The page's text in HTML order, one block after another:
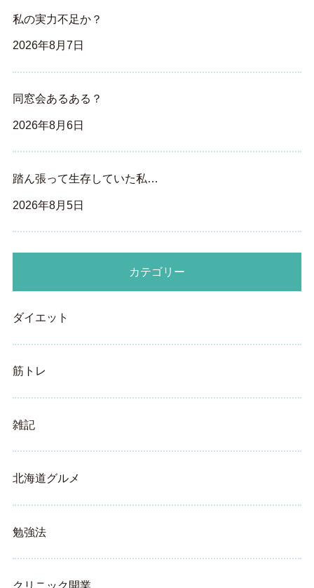
私の実力不足か？
2026年8月7日
同窓会あるある？
2026年8月6日
踏ん張って生存していた私…
2026年8月5日
カテゴリー
ダイエット
筋トレ
雑記
北海道グルメ
勉強法
クリニック開業